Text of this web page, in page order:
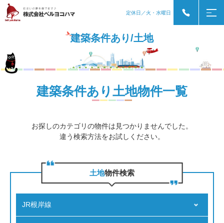
定休日／火・水曜日
建築条件あり/土地
建築条件あり土地物件一覧
お探しのカテゴリの物件は見つかりませんでした。
違う検索方法をお試しください。
⼟地物件検索
JR根岸線